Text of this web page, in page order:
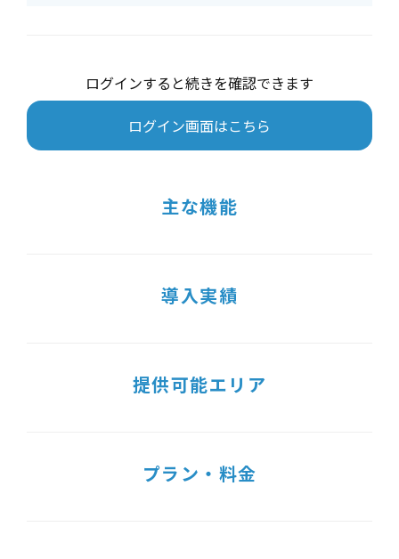
ログインすると続きを確認できます
ログイン画面はこちら
主な機能
導入実績
提供可能エリア
プラン・料金